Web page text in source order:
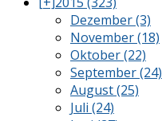
Dezember (3)
November (18)
Oktober (22)
September (24)
August (25)
Juli (24)